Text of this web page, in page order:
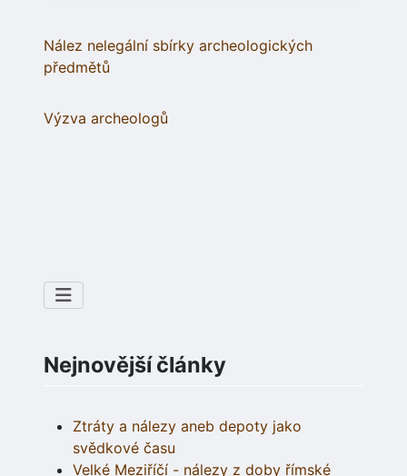
Nález nelegální sbírky archeologických
předmětů
Výzva archeologů
Nejnovější články
Ztráty a nálezy aneb depoty jako
svědkové času
Velké Meziříčí - nálezy z doby římské